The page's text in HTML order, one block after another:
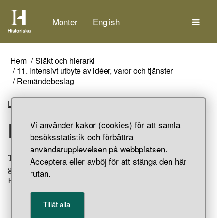
Vi använder kakor (cookies) för att samla
besöksstatistik och förbättra
användarupplevelsen på webbplatsen.
Acceptera eller avböj för att stänga den här
rutan.
Tillåt alla
Monter English
Hem
Släkt och hierarki
11. Intensivt utbyte av idéer, varor och tjänster
Remändebeslag
Lyssna
Remändebeslag
Tungformat remändebeslag av silver med delvis
genombruten dekor ornerad i Borre-stil. Gravfynd från
Birka, Bj 750, Adelsö socken, Uppland.